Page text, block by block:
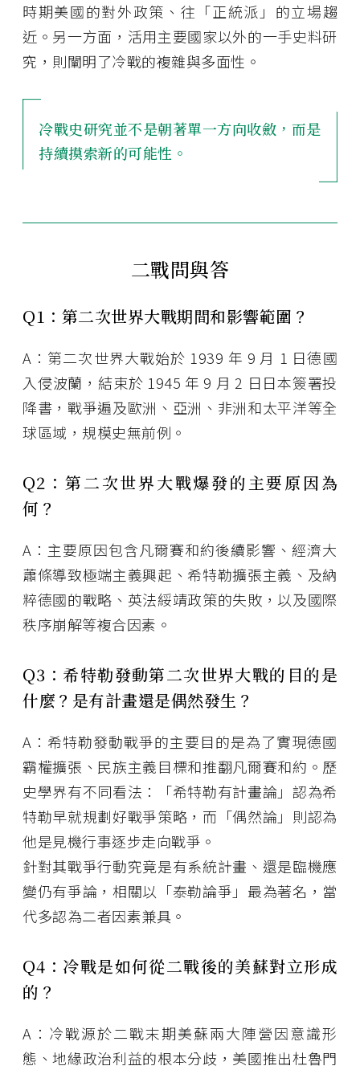
時期美國的對外政策、往「正統派」的立場趨
近。另一方面，活用主要國家以外的一手史料研
究，則闡明了冷戰的複雜與多面性。
冷戰史研究並不是朝著單一方向收斂，而是
持續摸索新的可能性。
二戰問與答
Q1：第二次世界大戰期間和影響範圍？
A：第二次世界大戰始於 1939 年 9 月 1 日德國
入侵波蘭，結束於 1945 年 9 月 2 日日本簽署投
降書，戰爭遍及歐洲、亞洲、非洲和太平洋等全
球區域，規模史無前例。
Q2：第二次世界大戰爆發的主要原因為
何？
A：主要原因包含凡爾賽和約後續影響、經濟大
蕭條導致極端主義興起、希特勒擴張主義、及納
粹德國的戰略、英法綏靖政策的失敗，以及國際
秩序崩解等複合因素。
Q3：希特勒發動第二次世界大戰的目的是
什麼？是有計畫還是偶然發生？
A：希特勒發動戰爭的主要目的是為了實現德國
霸權擴張、民族主義目標和推翻凡爾賽和約。歷
史學界有不同看法：「希特勒有計畫論」認為希
特勒早就規劃好戰爭策略，而「偶然論」則認為
他是見機行事逐步走向戰爭。
針對其戰爭行動究竟是有系統計畫、還是臨機應
變仍有爭論，相關以「泰勒論爭」最為著名，當
代多認為二者因素兼具。
Q4：冷戰是如何從二戰後的美蘇對立形成
的？
A：冷戰源於二戰末期美蘇兩大陣營因意識形
態、地緣政治利益的根本分歧，美國推出杜魯門